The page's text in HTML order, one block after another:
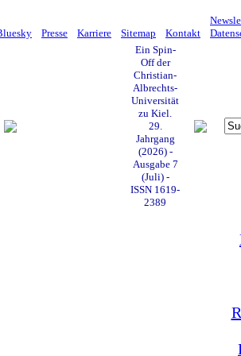
Presse Karriere Sitemap Kontakt
Ein Spin-
Off der
Christian-
Albrechts-
Universität
zu Kiel.
29.
Jahrgang
(2026) -
Ausgabe 7
(Juli) -
ISSN 1619-
2389